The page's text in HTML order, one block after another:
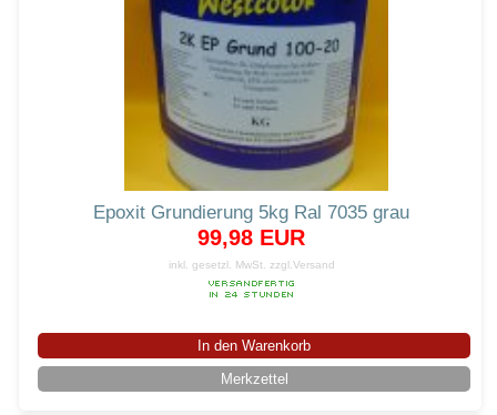
Epoxit Grundierung 5kg Ral 7035 grau
99,98 EUR
inkl. gesetzl. MwSt. zzgl.Versand
In den Warenkorb
Merkzettel